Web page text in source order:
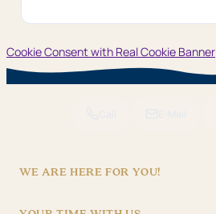
Cookie Consent with Real Cookie Banner
WE ARE HERE FOR YOU!